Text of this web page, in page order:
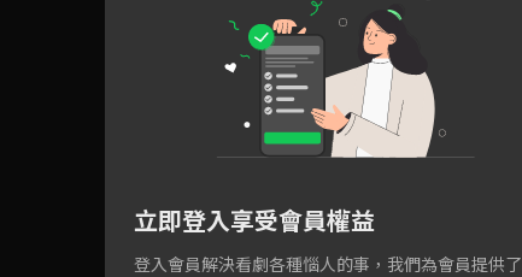
立即登入享受會員權益
登入會員解決看劇各種惱人的事，我們為會員提供了